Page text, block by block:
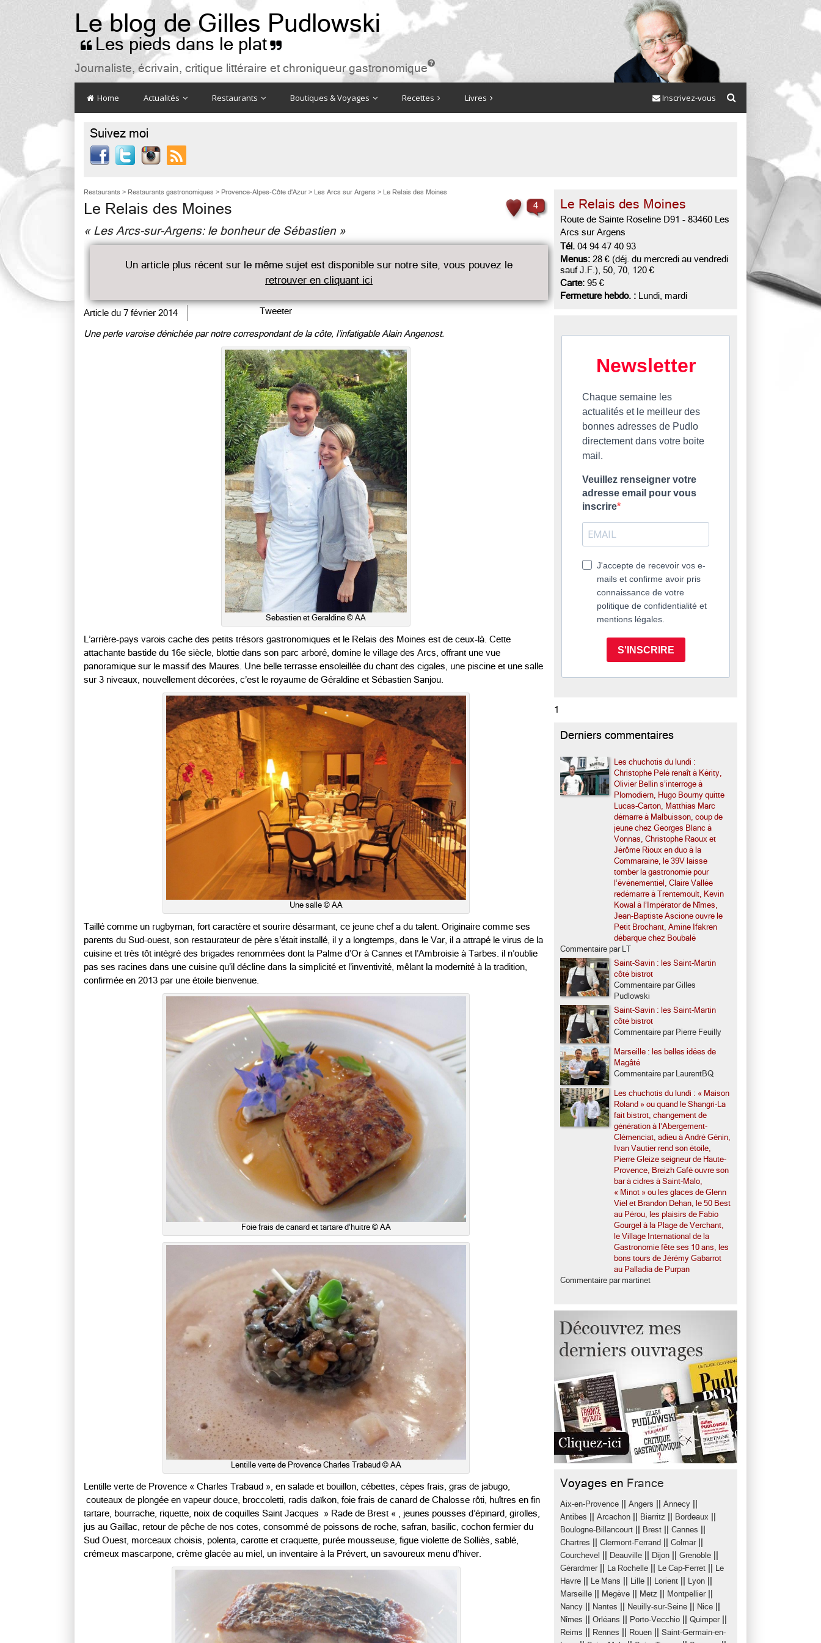
Le blog de Gilles Pudlowski
 Les pieds dans le plat 
Journaliste, écrivain, critique littéraire et chroniqueur gastronomique

Home Actualités Restaurants Boutiques & Voyages Recettes Livres Inscrivez-vous
Suivez moi

Restaurants > Restaurants gastronomiques > Provence-Alpes-Côte d'Azur > Les Arcs sur Argens > Le Relais des Moines
4
Le Relais des Moines
« Les Arcs-sur-Argens: le bonheur de Sébastien »
Un article plus récent sur le même sujet est disponible sur notre site, vous pouvez le
retrouver en cliquant ici
Article du 7 février 2014 Tweeter
Une perle varoise dénichée par notre correspondant de la côte, l’infatigable Alain Angenost.
Sebastien et Geraldine © AA
L’arrière-pays varois cache des petits trésors gastronomiques et le Relais des Moines est de ceux-là. Cette
attachante bastide du 16e siècle, blottie dans son parc arboré, domine le village des Arcs, offrant une vue
panoramique sur le massif des Maures. Une belle terrasse ensoleillée du chant des cigales, une piscine et une salle
sur 3 niveaux, nouvellement décorées, c’est le royaume de Géraldine et Sébastien Sanjou.
Une salle © AA
Taillé comme un rugbyman, fort caractère et sourire désarmant, ce jeune chef a du talent. Originaire comme ses
parents du Sud-ouest, son restaurateur de père s’était installé, il y a longtemps, dans le Var, il a attrapé le virus de la
cuisine et très tôt intégré des brigades renommées dont la Palme d’Or à Cannes et l’Ambroisie à Tarbes. il n’oublie
pas ses racines dans une cuisine qu’il décline dans la simplicité et l’inventivité, mêlant la modernité à la tradition,
confirmée en 2013 par une étoile bienvenue.
Foie frais de canard et tartare d’huitre © AA
Lentille verte de Provence Charles Trabaud © AA
Lentille verte de Provence « Charles Trabaud », en salade et bouillon, cébettes, cèpes frais, gras de jabugo,
couteaux de plongée en vapeur douce, broccoletti, radis daïkon, foie frais de canard de Chalosse rôti, huîtres en fin
tartare, bourrache, riquette, noix de coquilles Saint Jacques » Rade de Brest « , jeunes pousses d’épinard, girolles,
jus au Gaillac, retour de pêche de nos cotes, consommé de poissons de roche, safran, basilic, cochon fermier du
Sud Ouest, morceaux choisis, polenta, carotte et craquette, purée mousseuse, figue violette de Solliès, sablé,
crémeux mascarpone, crème glacée au miel, un inventaire à la Prévert, un savoureux menu d’hiver.
Le Relais des Moines
Route de Sainte Roseline D91 - 83460 Les
Arcs sur Argens
Tél. 04 94 47 40 93
Menus: 28 € (déj. du mercredi au vendredi
sauf J.F.), 50, 70, 120 €
Carte: 95 €
Fermeture hebdo. : Lundi, mardi
Newsletter
Chaque semaine les
actualités et le meilleur des
bonnes adresses de Pudlo
directement dans votre boite
mail.
Veuillez renseigner votre
adresse email pour vous
inscrire
J'accepte de recevoir vos e-
mails et confirme avoir pris
connaissance de votre
politique de confidentialité et
mentions légales.
S'INSCRIRE
1
Derniers commentaires
Les chuchotis du lundi :
Christophe Pelé renaît à Kérity,
Olivier Bellin s’interroge à
Plomodiern, Hugo Bourny quitte
Lucas-Carton, Matthias Marc
démarre à Malbuisson, coup de
jeune chez Georges Blanc à
Vonnas, Christophe Raoux et
Jérôme Rioux en duo à la
Commaraine, le 39V laisse
tomber la gastronomie pour
l’événementiel, Claire Vallée
redémarre à Trentemoult, Kevin
Kowal à l’Impérator de Nîmes,
Jean-Baptiste Ascione ouvre le
Petit Brochant, Amine Ifakren
débarque chez Boubalé
Commentaire par LT
Saint-Savin : les Saint-Martin
côté bistrot
Commentaire par Gilles
Pudlowski
Saint-Savin : les Saint-Martin
côté bistrot
Commentaire par Pierre Feuilly
Marseille : les belles idées de
Magâté
Commentaire par LaurentBQ
Les chuchotis du lundi : « Maison
Roland » ou quand le Shangri-La
fait bistrot, changement de
génération à l’Abergement-
Clémenciat, adieu à André Génin,
Ivan Vautier rend son étoile,
Pierre Gleize seigneur de Haute-
Provence, Breizh Café ouvre son
bar à cidres à Saint-Malo,
« Minot » ou les glaces de Glenn
Viel et Brandon Dehan, le 50 Best
au Pérou, les plaisirs de Fabio
Gourgel à la Plage de Verchant,
le Village International de la
Gastronomie fête ses 10 ans, les
bons tours de Jérémy Gabarrot
au Palladia de Purpan
Commentaire par martinet
Voyages en France
Aix-en-Provence Angers Annecy
Antibes Arcachon Biarritz Bordeaux
Boulogne-Billancourt Brest Cannes
Chartres Clermont-Ferrand Colmar||
Courchevel Deauville Dijon Grenoble
Gérardmer|| La Rochelle Le Cap-Ferret
Le
Havre
Le Mans Lille Lorient Lyon
Marseille Megève Metz Montpellier||
Nancy Nantes Neuilly-sur-Seine Nice
Nîmes Orléans Porto-Vecchio Quimper||
Reims Rennes Rouen
Saint-Germain-en-